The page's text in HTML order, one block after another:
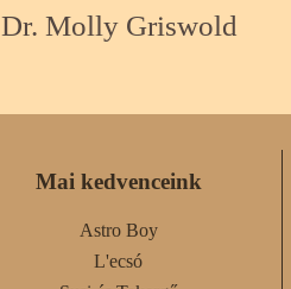
Dr. Molly Griswold
Mai kedvenceink
Astro Boy
L'ecsó